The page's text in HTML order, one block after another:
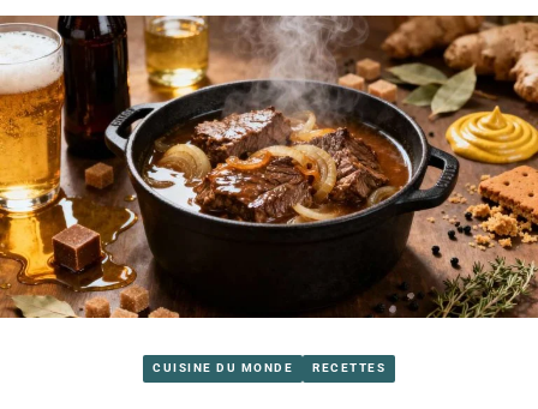
CUISINE DU MONDE RECETTES